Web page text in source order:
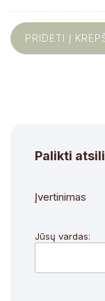
Pink
Flowers",
62/68
PRIDĖTI Į
Palikti
Įvertinimas
Jūsų vardas: